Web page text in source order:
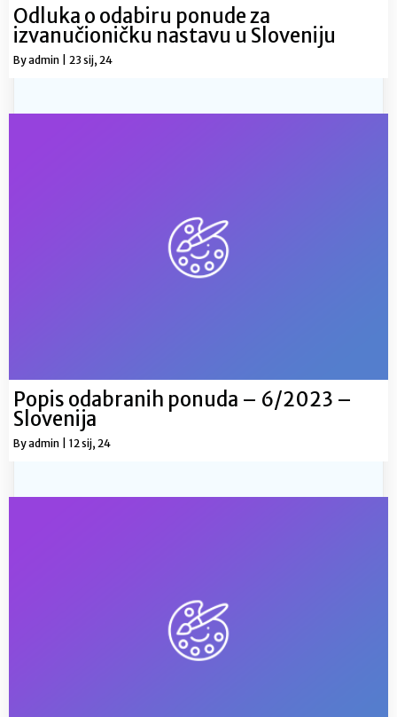
Odluka o odabiru ponude za
izvanučioničku nastavu u Sloveniju
Byadmin 23 sij, 24
Popis odabranih ponuda – 6/2023 –
Slovenija
Byadmin 12 sij, 24